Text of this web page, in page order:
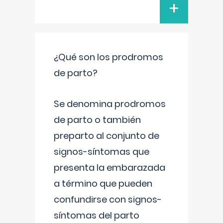
+
¿Qué son los prodromos
de parto?
Se denomina prodromos
de parto o también
preparto al conjunto de
signos-síntomas que
presenta la embarazada
a término que pueden
confundirse con signos-
síntomas del parto